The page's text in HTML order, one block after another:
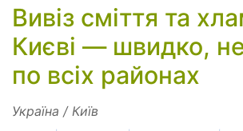
Вивіз сміття та
Києві — швидко,
по всіх районах
Україна / Київ